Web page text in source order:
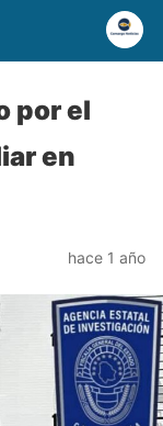
por el
en
hace 1 año